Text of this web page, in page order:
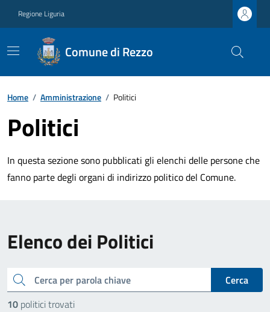
Regione Liguria
Comune di Rezzo
Home / Amministrazione / Politici
Politici
In questa sezione sono pubblicati gli elenchi delle persone che
fanno parte degli organi di indirizzo politico del Comune.
Elenco dei Politici
cerca
Cerca
10 politici trovati